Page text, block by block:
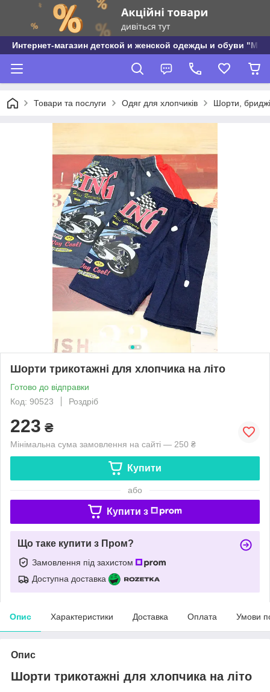
Интернет-магазин детской и женской одежды и обуви
Товари та послуги Одяг для хлопчиків Шорти,
Шорти трикотажні для хлопчика на літо
Готово до відправки
Код: 90523
Роздріб
223 ₴
Мінімальна сума замовлення на сайті — 250 ₴
Купити
або
Купити з
Що таке купити з Пром?
Замовлення під захистом
Доступна доставка
Опис Характеристики Доставка Оплата Умови
Опис
Шорти трикотажні для хлопчика на літо